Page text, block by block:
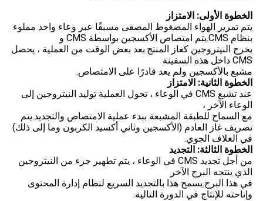
الخطوة الأولى: الامتزاز
يتم تمرير الهواء المضغوط المصفى مسبقًا عبر وعاء واحد مملوء
بنظام CMS.يتم امتصاص الأكسجين بواسطة CMS و
يخرج النيتروجين كغاز المنتج.بعد بعض الوقت من العملية ، يحصل
CMS داخل هذه السفينة
مشبع بالأكسجين ولم يعد قادرًا على الامتصاص.
الخطوة الثانية: الامتزاز
عند تشبع CMS في الوعاء ، تحول العملية توليد النيتروجين إلى
الوعاء الآخر ،
مع السماح للطبقة المشبعة ببدء عملية الامتصاص والتجديد.يتم
تصريف غاز العادم (الأكسجين وثاني أكسيد الكربون وما إلى ذلك)
في الغلاف الجوي.
الخطوة الثالثة: التجديد
من أجل تجديد CMS في الوعاء ، يتم تطهير جزء من النيتروجين
الذي ينتجه البرج الآخر
في هذا البرج.يسمح هذا بالتجديد السريع لنظام إدارة المحتوى
وإتاحته للإنتاج في الدورة التالية.